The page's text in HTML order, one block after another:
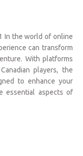
In the world of online
can transform
With platforms
players, the
to enhance your
essential aspects of